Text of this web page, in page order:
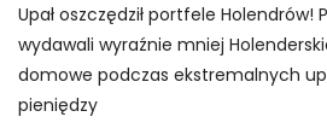
Upał oszczędził portfele Holendrów!
wydawali wyraźnie mniej
domowe podczas ekstremalnych
pieniędzy